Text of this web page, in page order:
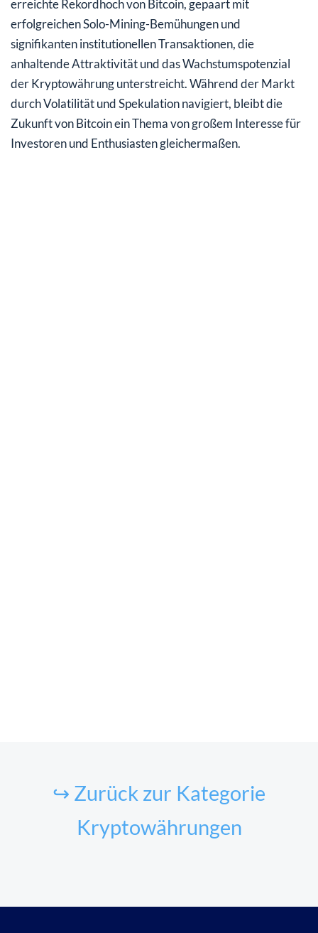
erreichte Rekordhoch von Bitcoin, gepaart mit
erfolgreichen Solo-Mining-Bemühungen und
signifikanten institutionellen Transaktionen, die
anhaltende Attraktivität und das Wachstumspotenzial
der Kryptowährung unterstreicht. Während der Markt
durch Volatilität und Spekulation navigiert, bleibt die
Zukunft von Bitcoin ein Thema von großem Interesse für
Investoren und Enthusiasten gleichermaßen.
↪ Zurück zur Kategorie
Kryptowährungen